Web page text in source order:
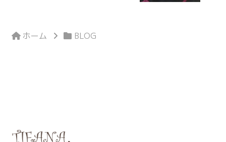
ホーム BLOG